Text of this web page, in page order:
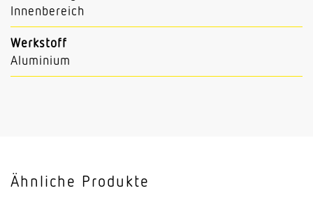
Innenbereich
Werkstoff
Aluminium
Ähnliche Produkte